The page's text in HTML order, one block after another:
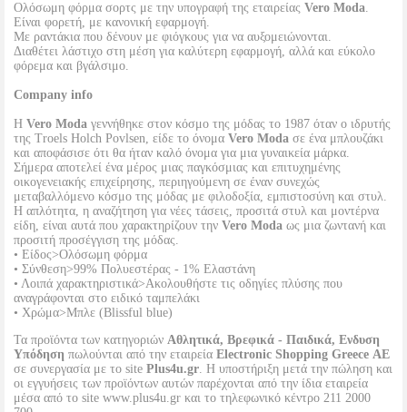
Ολόσωμη φόρμα σορτς με την υπογραφή της εταιρείας Vero Moda.
Είναι φορετή, με κανονική εφαρμογή.
Με ραντάκια που δένουν με φιόγκους για να αυξομειώνονται.
Διαθέτει λάστιχο στη μέση για καλύτερη εφαρμογή, αλλά και εύκολο
φόρεμα και βγάλσιμο.
Company info
Η Vero Moda γεννήθηκε στον κόσμο της μόδας το 1987 όταν ο ιδρυτής
της Troels Holch Povlsen, είδε το όνομα Vero Moda σε ένα μπλουζάκι
και αποφάσισε ότι θα ήταν καλό όνομα για μια γυναικεία μάρκα.
Σήμερα αποτελεί ένα μέρος μιας παγκόσμιας και επιτυχημένης
οικογενειακής επιχείρησης, περιηγούμενη σε έναν συνεχώς
μεταβαλλόμενο κόσμο της μόδας με φιλοδοξία, εμπιστοσύνη και στυλ.
Η απλότητα, η αναζήτηση για νέες τάσεις, προσιτά στυλ και μοντέρνα
είδη, είναι αυτά που χαρακτηρίζουν την Vero Moda ως μια ζωντανή και
προσιτή προσέγγιση της μόδας.
• Είδος>Ολόσωμη φόρμα
• Σύνθεση>99% Πολυεστέρας - 1% Ελαστάνη
• Λοιπά χαρακτηριστικά>Ακολουθήστε τις οδηγίες πλύσης που
αναγράφονται στο ειδικό ταμπελάκι
• Χρώμα>Μπλε (Blissful blue)
Τα προϊόντα των κατηγοριών Αθλητικά, Βρεφικά - Παιδικά, Ενδυση
Υπόδηση πωλούνται από την εταιρεία Electronic Shopping Greece ΑΕ
σε συνεργασία με το site Plus4u.gr. Η υποστήριξη μετά την πώληση και
οι εγγυήσεις των προϊόντων αυτών παρέχονται από την ίδια εταιρεία
μέσα από το site www.plus4u.gr και το τηλεφωνικό κέντρο 211 2000